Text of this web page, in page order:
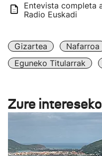
Entevista completa
Radio Euskadi
Gizartea Nafarroa
Eguneko Titularrak
Zure